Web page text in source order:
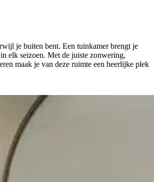
je buiten bent. Een tuinkamer brengt je
elk seizoen. Met de juiste zonwering,
maak je van deze ruimte een heerlijke plek